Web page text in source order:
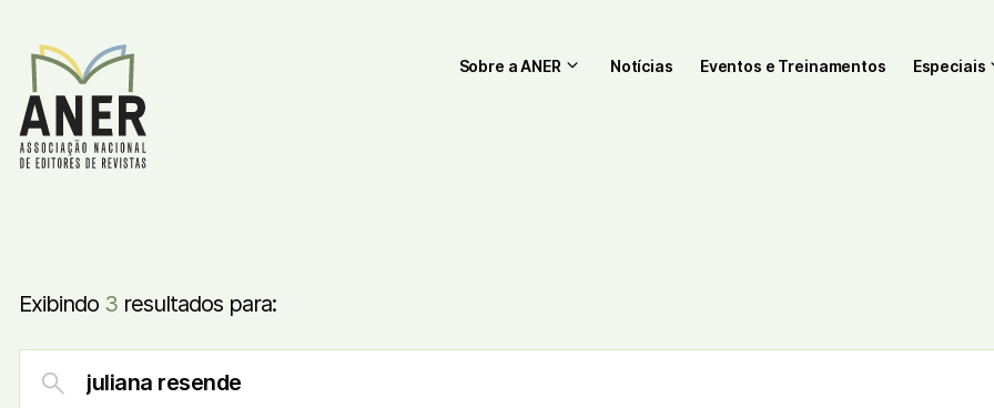
Sobre a ANER Notícias Eventos e Treinamentos Especiais
Exibindo 3 resultados para: